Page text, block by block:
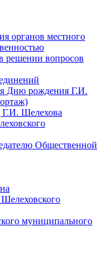
органов местного
решении вопросов
Дню рождения Г.И.
Г.И. Шелехова
Общественной
муниципального